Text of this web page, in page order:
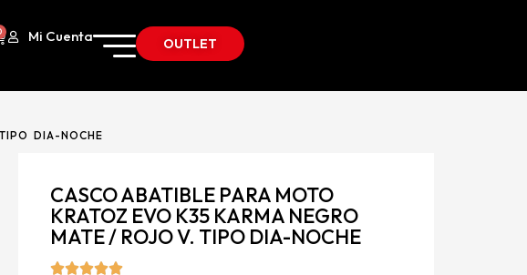
Mi Cuenta OUTLET
DIA-NOCHE
CASCO ABATIBLE PARA MOTO
KRATOZ EVO K35 KARMA NEGRO
MATE / ROJO V. TIPO DIA-NOCHE